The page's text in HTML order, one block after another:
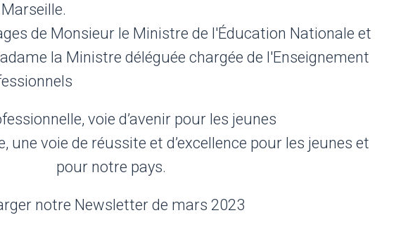
de Monsieur le Ministre de l'Éducation Nationale et
la Ministre déléguée chargée de l'Enseignement
voie d’avenir pour les jeunes
une voie de réussite et d’excellence pour les jeunes et
pour notre pays.
notre Newsletter de mars 2023